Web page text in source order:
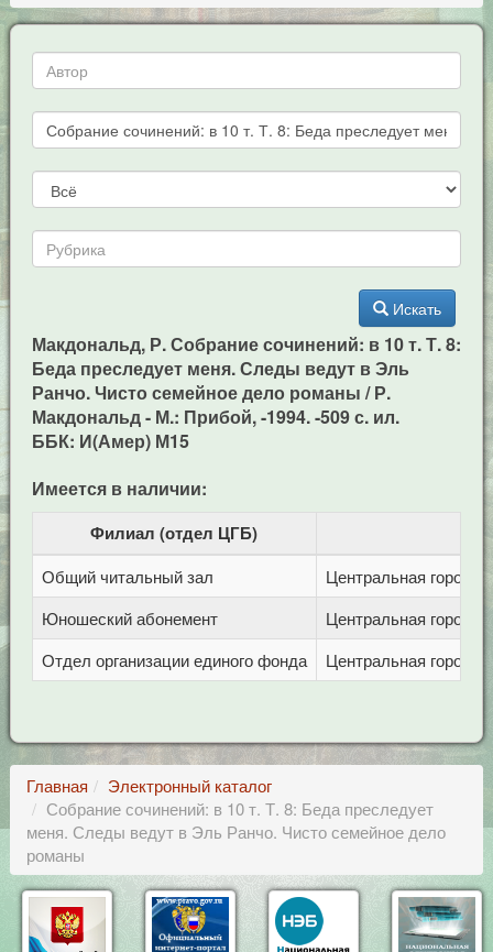
Искать
Макдональд, Р. Собрание сочинений: в 10 т. Т. 8:
Беда преследует меня. Следы ведут в Эль
Ранчо. Чисто семейное дело романы / Р.
Макдональд - М.: Прибой, -1994. -509 с. ил.
ББК: И(Амер) М15
Имеется в наличии:
Филиал (отдел ЦГБ)
Общий читальный зал
Центральная
Юношеский абонемент
Центральная
Отдел организации единого фонда
Центральная
Главная
Электронный каталог
Собрание сочинений: в 10 т. Т. 8: Беда преследует
меня. Следы ведут в Эль Ранчо. Чисто семейное дело
романы